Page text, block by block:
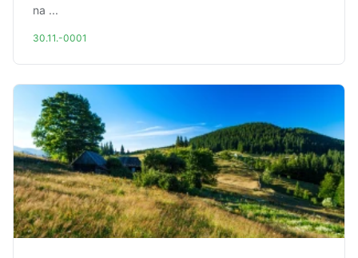
na ...
30.11.-0001